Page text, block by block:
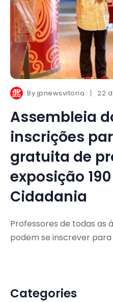
By jpnewsvitoria 22
Assembleia
inscrições
gratuita de
exposição
Cidadania
Professores de todas as
podem se inscrever
Categories